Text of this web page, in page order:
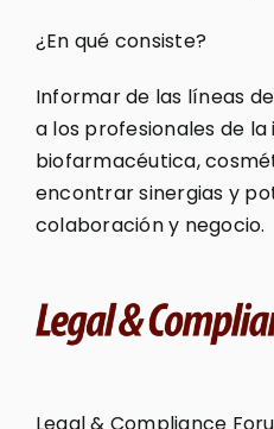
¿En qué consiste?
Informar de las líneas
a los profesionales de la
biofarmacéutica,
encontrar sinergias y
colaboración y negocio.